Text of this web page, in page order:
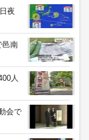
夜
邑南
人
会で